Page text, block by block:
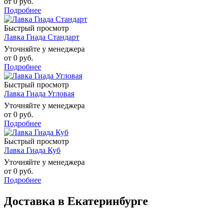
Подробнее
Быстрый просмотр
Лавка Гиада Стандарт
Уточняйте у менеджера
от 0 руб.
Подробнее
Быстрый просмотр
Лавка Гиада Угловая
Уточняйте у менеджера
от 0 руб.
Подробнее
Быстрый просмотр
Лавка Гиада Куб
Уточняйте у менеджера
от 0 руб.
Подробнее
Доставка в Екатеринбурге